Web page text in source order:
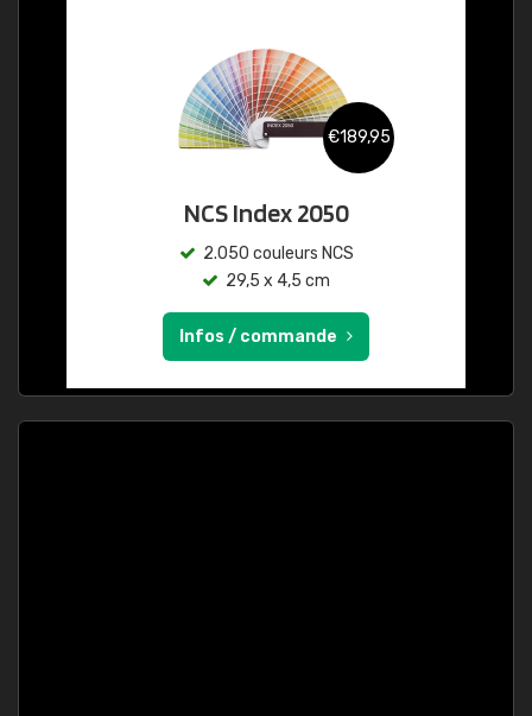
€189,95
NCS Index 2050
2.050 couleurs NCS
29,5 x 4,5 cm
Infos / commande